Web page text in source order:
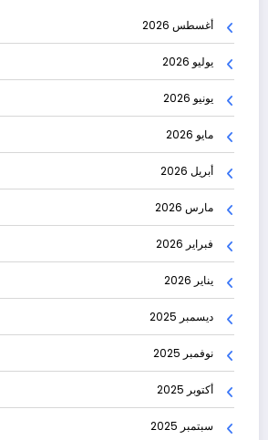
أغسطس 2026
يوليو 2026
يونيو 2026
مايو 2026
أبريل 2026
مارس 2026
فبراير 2026
يناير 2026
ديسمبر 2025
نوفمبر 2025
أكتوبر 2025
سبتمبر 2025